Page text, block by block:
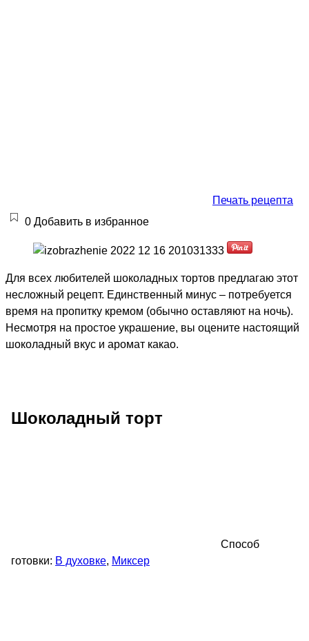
Печать рецепта
0 Добавить в избранное
Для всех любителей шоколадных тортов предлагаю этот
несложный рецепт. Единственный минус – потребуется
время на пропитку кремом (обычно оставляют на ночь).
Несмотря на простое украшение, вы оцените настоящий
шоколадный вкус и аромат какао.
Шоколадный торт
Способ
готовки: В духовке, Миксер